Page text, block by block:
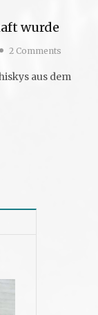
wurde
2 Comments
aus dem